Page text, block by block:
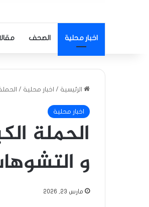
اخبار محلية الصحف
الرئيسية / اخبار محلية /
اخبار محلية
الحملة
و
مارس 23, 2026